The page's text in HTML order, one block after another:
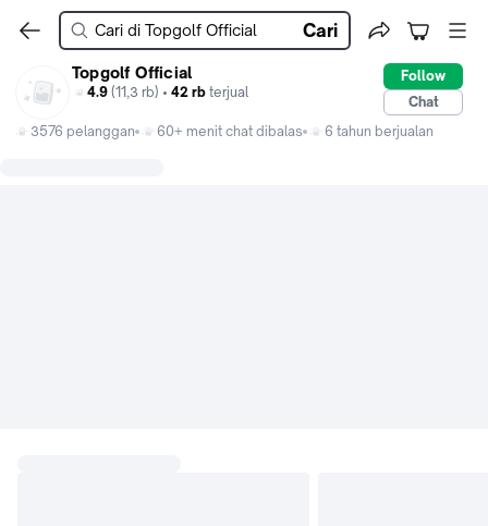
Cari
Topgolf Official
4.9 (11,3 rb) • 42 rb terjual
Follow
Chat
3576 pelanggan
60+ menit chat dibalas 6 tahun berjualan